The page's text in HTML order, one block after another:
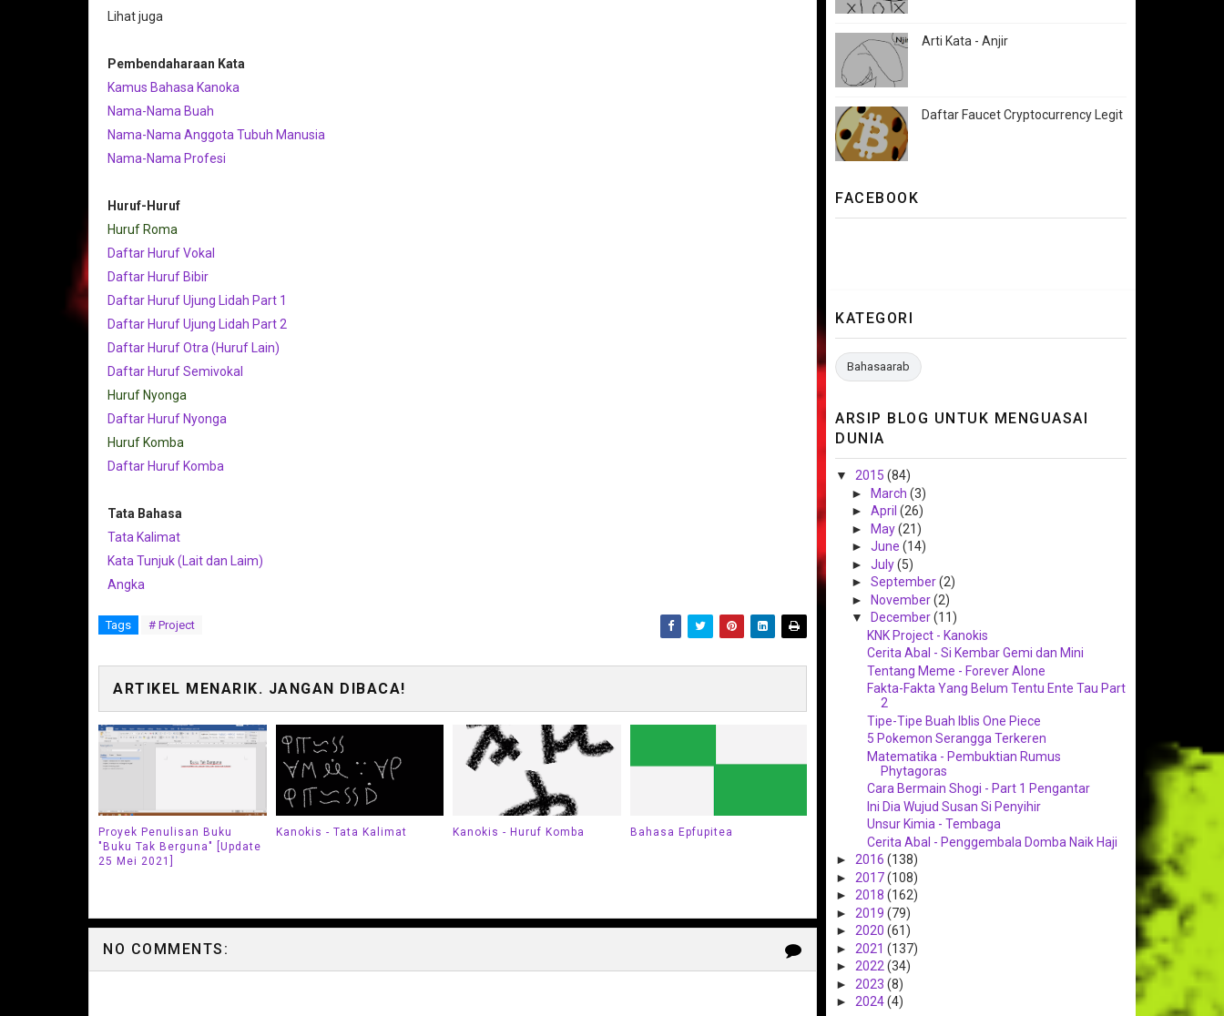
Lihat juga
Pembendaharaan Kata
Kamus Bahasa Kanoka
Nama-Nama Buah
Nama-Nama Anggota Tubuh Manusia
Nama-Nama Profesi
Huruf-Huruf
Huruf Roma
Daftar Huruf Vokal
Daftar Huruf Bibir
Daftar Huruf Ujung Lidah Part 1
Daftar Huruf Ujung Lidah Part 2
Daftar Huruf Otra (Huruf Lain)
Daftar Huruf Semivokal
Huruf Nyonga
Daftar Huruf Nyonga
Huruf Komba
Daftar Huruf Komba
Tata Bahasa
Tata Kalimat
Kata Tunjuk (Lait dan Laim)
Angka
Tags # Project
ARTIKEL MENARIK. JANGAN DIBACA!
Proyek Penulisan Buku
"Buku Tak Berguna" [Update
25 Mei 2021]
Kanokis - Tata Kalimat Kanokis - Huruf Komba Bahasa Epfupitea
NO COMMENTS:
Arti Kata - Anjir
Daftar Faucet Cryptocurrency Legit
FACEBOOK
KATEGORI
Bahasaarab
ARSIP BLOG UNTUK MENGUASAI
DUNIA
▼ 2015 (84)
► March (3)
► April (26)
► May(21)
► June (14)
► July(5)
► September(2)
► November(2)
▼
December(11)
KNK Project - Kanokis
Cerita Abal - Si Kembar Gemi dan Mini
Tentang Meme - Forever Alone
Fakta-Fakta Yang Belum Tentu Ente Tau Part
2
Tipe-Tipe Buah Iblis One Piece
5 Pokemon Serangga Terkeren
Matematika - Pembuktian Rumus
Phytagoras
Cara Bermain Shogi - Part 1 Pengantar
Ini Dia Wujud Susan Si Penyihir
Unsur Kimia - Tembaga
Cerita Abal - Penggembala Domba Naik Haji
► 2016 (138)
► 2017(108)
► 2018 (162)
► 2019 (79)
► 2020 (61)
► 2021 (137)
► 2022 (34)
► 2023 (8)
► 2024(4)